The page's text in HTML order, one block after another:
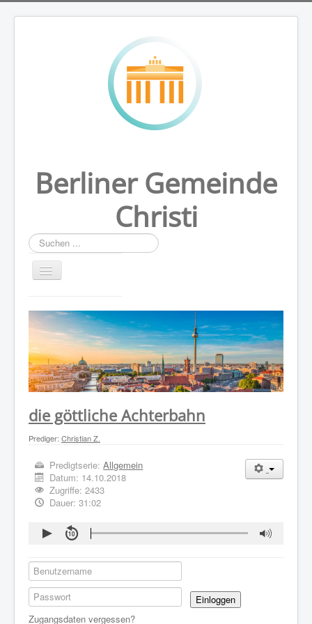
Berliner Gemeinde
Christi
Suchen
...
WER WIR SIND
GOTTESDIENST
PREDIGTEN
KONTAKT
die göttliche Achterbahn
Prediger: Christian Z.
Predigtserie:Allgemein
Datum: 14.10.2018
Zugriffe: 2433
Dauer: 31:02
Einloggen
Zugangsdaten vergessen?